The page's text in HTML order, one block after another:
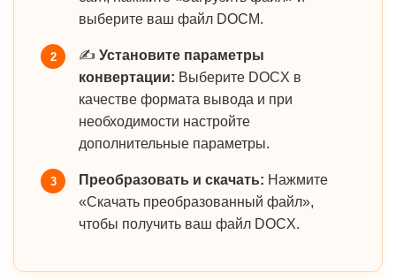
выберите ваш файл DOCM.
2 ✍️ Установите параметры
конвертации: Выберите DOCX в
качестве формата вывода и при
необходимости настройте
дополнительные параметры.
3 Преобразовать и скачать: Нажмите
«Скачать преобразованный файл»,
чтобы получить ваш файл DOCX.